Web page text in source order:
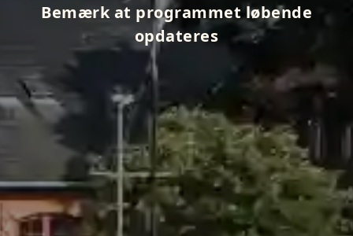
Bemærk at programmet løbende
opdateres